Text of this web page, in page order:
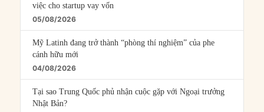
việc cho startup vay vốn
05/08/2026
Mỹ Latinh đang trở thành “phòng thí nghiệm” của phe
cánh hữu mới
04/08/2026
Tại sao Trung Quốc phủ nhận cuộc gặp với Ngoại trưởng
Nhật Bản?